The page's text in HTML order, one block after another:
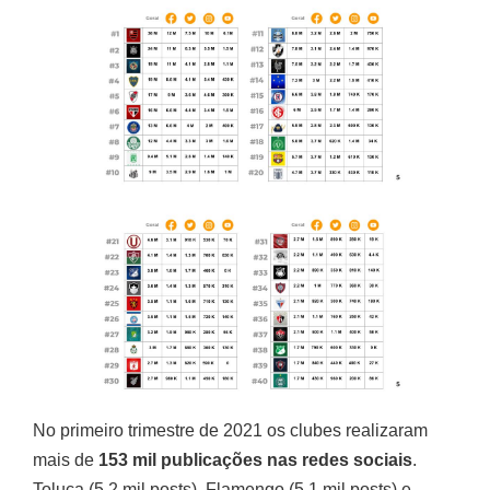
No primeiro trimestre de 2021 os clubes realizaram
mais de 153 mil publicações nas redes sociais.